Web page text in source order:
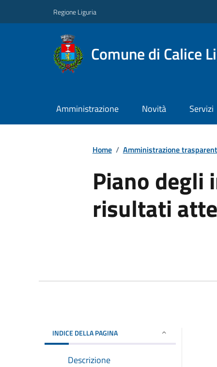
Regione Liguria
Comune di Calice
Amministrazione Novità Servizi
Home / Amministrazione
Piano degli
risultati
INDICE DELLA PAGINA
Descrizione